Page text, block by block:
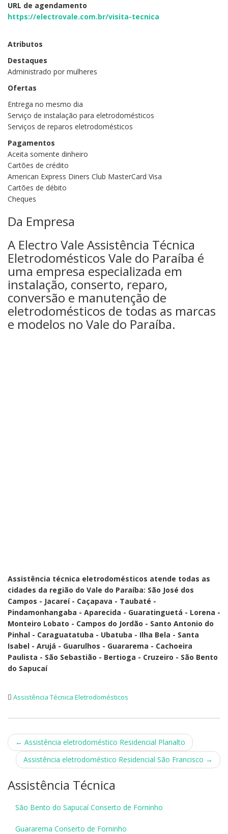
URL de agendamento
https://electrovale.com.br/visita-tecnica
Atributos
Destaques
Administrado por mulheres
Ofertas
Entrega no mesmo dia
Serviço de instalação para eletrodomésticos
Serviços de reparos eletrodomésticos
Pagamentos
Aceita somente dinheiro
Cartões de crédito
American Express Diners Club MasterCard Visa
Cartões de débito
Cheques
Da Empresa
A Electro Vale Assistência Técnica
Eletrodomésticos Vale do Paraíba é
uma empresa especializada em
instalação, conserto, reparo,
conversão e manutenção de
eletrodomésticos de todas as marcas
e modelos no Vale do Paraíba.
Assistência técnica eletrodomésticos atende todas as
cidades da região do Vale do Paraíba: São José dos
Campos - Jacareí - Caçapava - Taubaté -
Pindamonhangaba - Aparecida - Guaratinguetá - Lorena -
Monteiro Lobato - Campos do Jordão - Santo Antonio do
Pinhal - Caraguatatuba - Ubatuba - Ilha Bela - Santa
Isabel - Arujá - Guarulhos - Guararema - Cachoeira
Paulista - São Sebastião - Bertioga - Cruzeiro - São Bento
do Sapucaí
Assistência Técnica Eletrodomésticos
Post
navigation
← Assistência eletrodoméstico Residencial Planalto
Assistência eletrodoméstico Residencial São Francisco →
Assistência Técnica
São Bento do Sapucaí Conserto de Forninho
Guararema Conserto de Forninho